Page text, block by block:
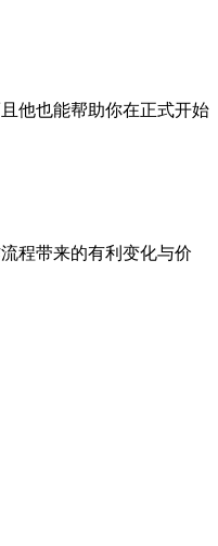
他也能帮助你在正式开始
程带来的有利变化与价